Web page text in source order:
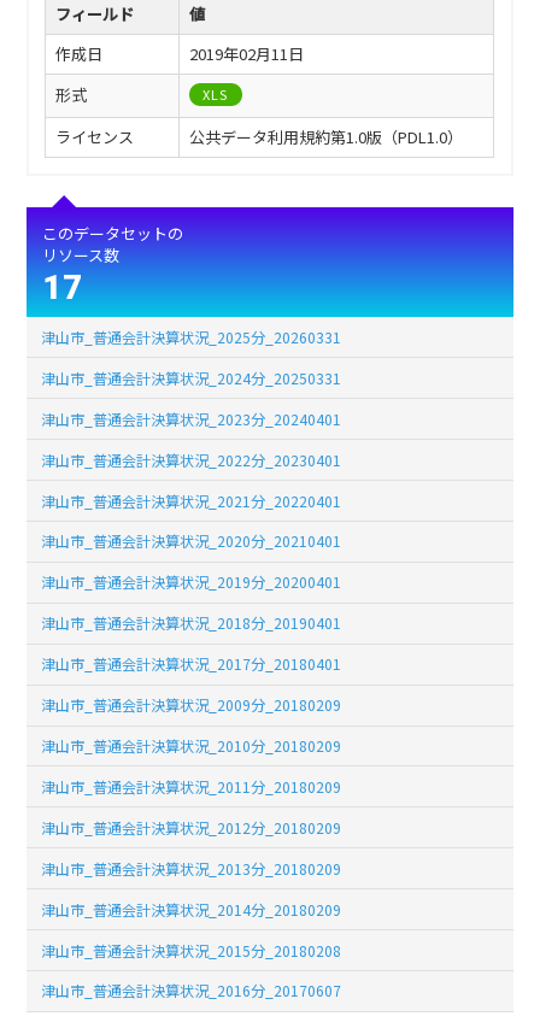
フィールド
値
作成日
2019年02月11日
形式
XLS
ライセンス 公共データ利用規約第1.0版（PDL1.0）
このデータセットの
リソース数
17
津山市_普通会計決算状況_2025分_20260331
津山市_普通会計決算状況_2024分_20250331
津山市_普通会計決算状況_2023分_20240401
津山市_普通会計決算状況_2022分_20230401
津山市_普通会計決算状況_2021分_20220401
津山市_普通会計決算状況_2020分_20210401
津山市_普通会計決算状況_2019分_20200401
津山市_普通会計決算状況_2018分_20190401
津山市_普通会計決算状況_2017分_20180401
津山市_普通会計決算状況_2009分_20180209
津山市_普通会計決算状況_2010分_20180209
津山市_普通会計決算状況_2011分_20180209
津山市_普通会計決算状況_2012分_20180209
津山市_普通会計決算状況_2013分_20180209
津山市_普通会計決算状況_2014分_20180209
津山市_普通会計決算状況_2015分_20180208
津山市_普通会計決算状況_2016分_20170607